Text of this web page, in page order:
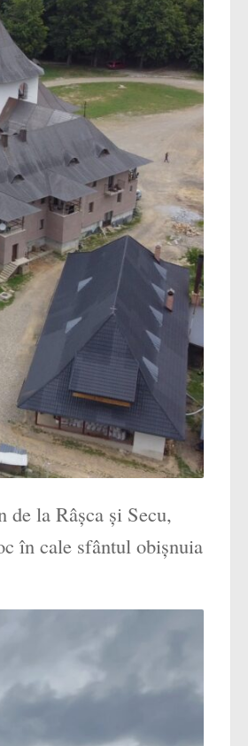
la Râșca și Secu,
în cale sfântul obișnuia